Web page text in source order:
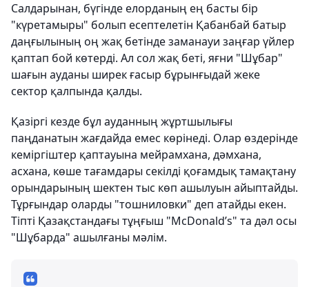
Салдарынан, бүгінде елорданың ең басты бір
"күретамыры" болып есептелетін Қабанбай батыр
даңғылының оң жақ бетінде заманауи заңғар үйлер
қаптап бой көтерді. Ал сол жақ беті, яғни "Шұбар"
шағын ауданы ширек ғасыр бұрынғыдай жеке
сектор қалпында қалды.
Қазіргі кезде бұл ауданның жұртшылығы
паңданатын жағдайда емес көрінеді. Олар өздерінде
кеміргіштер қаптауына мейрамхана, дәмхана,
асхана, көше тағамдары секілді қоғамдық тамақтану
орындарының шектен тыс көп ашылуын айыптайды.
Тұрғындар оларды "тошниловки" деп атайды екен.
Тіпті Қазақстандағы тұңғыш "McDonald’s" та дәл осы
"Шұбарда" ашылғаны мәлім.